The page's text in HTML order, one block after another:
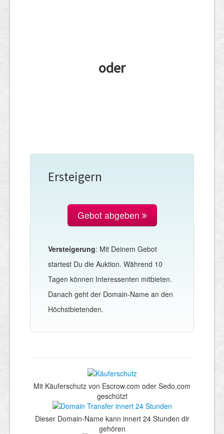
oder
Ersteigern
Gebot abgeben
Versteigerung: Mit Deinem Gebot
startest Du die Auktion. Während 10
Tagen können Interessenten mitbieten.
Danach geht der Domain-Name an den
Höchstbietenden.
Mit Käuferschutz von Escrow.com oder Sedo.com
geschützt
Dieser Domain-Name kann innert 24 Stunden dir
gehören